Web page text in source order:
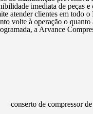
imediata de peças
atender clientes em todo
volte à operação o
a Arvance